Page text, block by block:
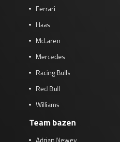
Kwalificatie
Race
Race Ferrari
Haas
McLaren
Mercedes
Racing Bulls
Red Bull
Williams
Team bazen
Adrian Newey